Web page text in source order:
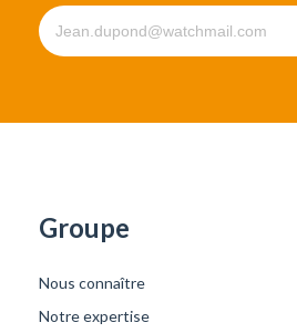
Groupe
Nous connaître
Notre expertise